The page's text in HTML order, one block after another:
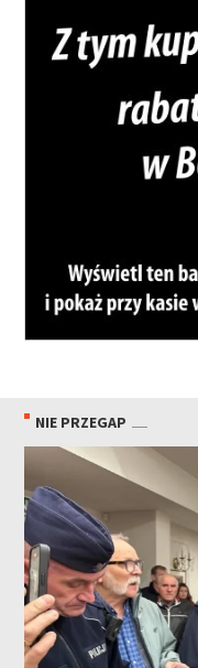
NIE PRZEGAP